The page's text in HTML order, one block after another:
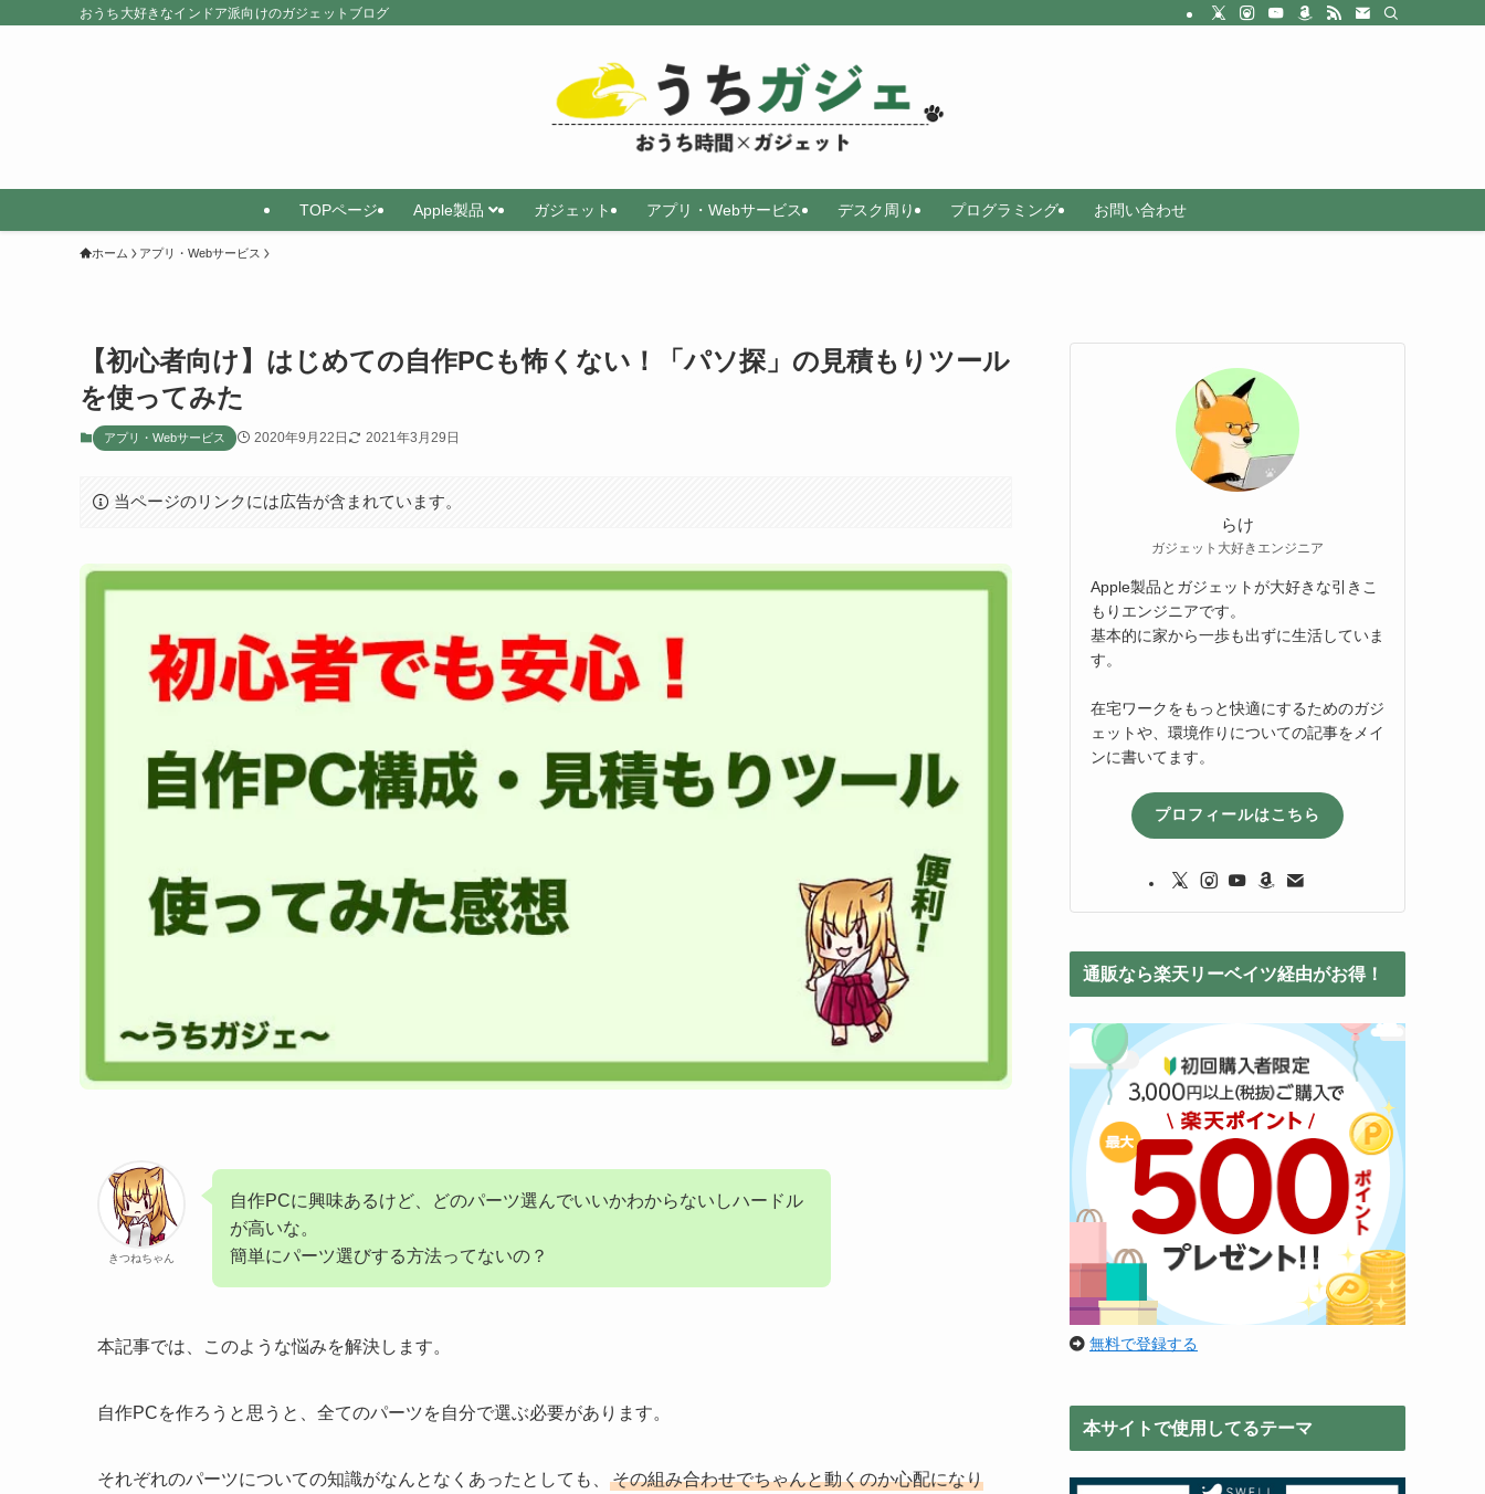
おうち大好きなインドア派向けのガジェットブログ
TOPページ Apple製品 ガジェット アプリ・Webサービス デスク周り プログラミング お問い合わせ
ホーム アプリ・Webサービス
【初心者向け】はじめての自作PCも怖くない！「パソ探」の見積もりツール
を使ってみた
アプリ・Webサービス 2020年9月22日 2021年3月29日
当ページのリンクには広告が含まれています。
きつねちゃん
自作PCに興味あるけど、どのパーツ選んでいいかわからないしハードル
が高いな。
簡単にパーツ選びする方法ってないの？
本記事では、このような悩みを解決します。
自作PCを作ろうと思うと、全てのパーツを自分で選ぶ必要があります。
それぞれのパーツについての知識がなんとなくあったとしても、
その組み合わせでちゃんと動くのか心配になり
らけ
ガジェット大好きエンジニア
Apple製品とガジェットが大好きな引きこ
もりエンジニアです。
基本的に家から一歩も出ずに生活していま
す。
在宅ワークをもっと快適にするためのガジ
ェットや、環境作りについての記事をメイ
ンに書いてます。
プロフィールはこちら
通販なら楽天リーベイツ経由がお得！
無料で登録する
本サイトで使用してるテーマ